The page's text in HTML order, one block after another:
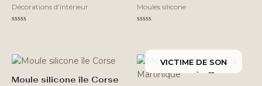
Décorations d'intérieur Moules silicone
Moule silicone île Corse